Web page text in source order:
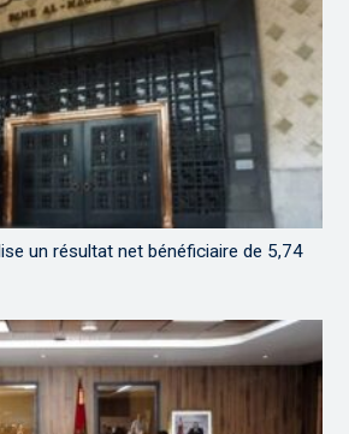
un résultat net bénéficiaire de 5,74